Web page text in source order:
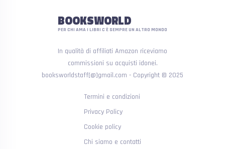
BOOKSWORLD
PER CHI AMA I LIBRI C'È SEMPRE UN ALTRO MONDO
In qualità di affiliati Amazon riceviamo
commissioni su acquisti idonei.
booksworldstaff[@]gmail.com - Copyright © 2025
Termini e condizioni
Privacy Policy
Cookie policy
Chi siamo e contatti